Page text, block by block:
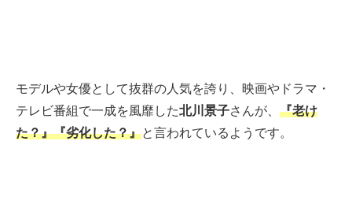
モデルや女優として抜群の人気を誇り、映画やドラマ・
テレビ番組で一成を風靡した北川景子さんが、 『老け
た？』『劣化した？』と言われているようです。